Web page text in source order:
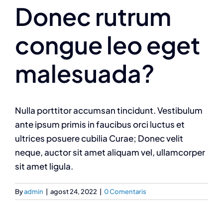
Serveis
Actualitat
Col·labora
Publicacions
Contacte
Donec rutrum
congue leo eget
malesuada?
Nulla porttitor accumsan tincidunt. Vestibulum
ante ipsum primis in faucibus orci luctus et
ultrices posuere cubilia Curae; Donec velit
neque, auctor sit amet aliquam vel, ullamcorper
sit amet ligula.
Byadmin agost 24, 2022 0 Comentaris